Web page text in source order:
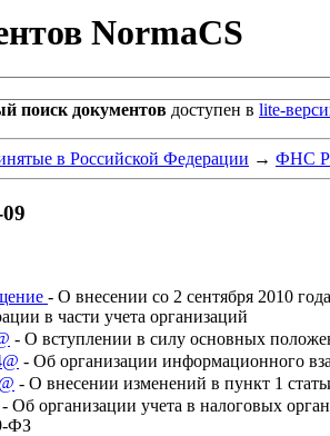
NormaCS
поиск документов доступен в lite-
в Российской Федерации → ФНС
- О внесении со 2 сентября 2010
в части учета организаций
- О вступлении в силу основных
- Об организации информационного
- О внесении изменений в пункт 1
- Об организации учета в налоговых
ФЗ